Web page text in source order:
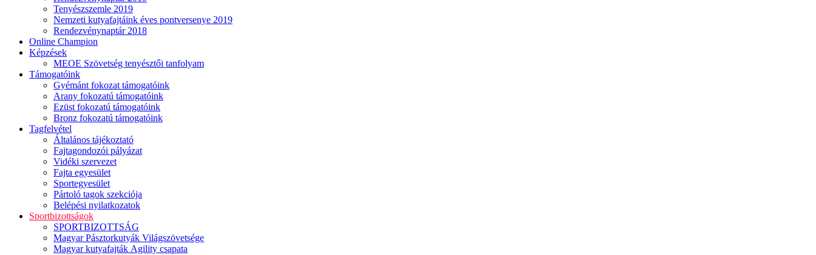
Tenyészszemle 2019
Nemzeti kutyafajtáink éves pontversenye 2019
Rendezvénynaptár 2018
Online Champion
Képzések
MEOE Szövetség tenyésztői tanfolyam
Támogatóink
Gyémánt fokozat támogatóink
Arany fokozatú támogatóink
Ezüst fokozatú támogatóink
Bronz fokozatú támogatóink
Tagfelvétel
Általános tájékoztató
Fajtagondozói pályázat
Vidéki szervezet
Fajta egyesület
Sportegyesület
Pártoló tagok szekciója
Belépési nyilatkozatok
Sportbizottságok
SPORTBIZOTTSÁG
Magyar Pásztorkutyák Világszövetsége
Magyar kutyafajták Agility csapata